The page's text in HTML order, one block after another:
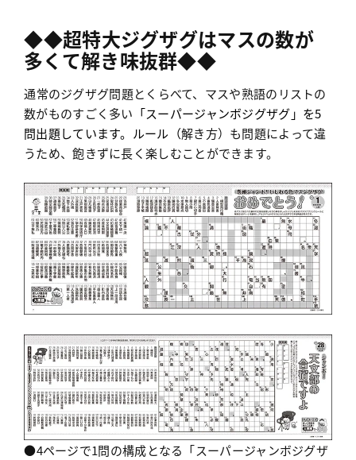
◆◆超特大ジグザグはマスの数が
多くて解き味抜群◆◆
通常のジグザグ問題とくらべて、マスや熟語のリストの
数がものすごく多い 「スーパージャンボジグザグ」を5
問出題しています。ルール（解き方）も問題によって違
うため、飽きずに長く楽しむことができます。
●4ページで1問の構成となる「スーパージャンボジグザ